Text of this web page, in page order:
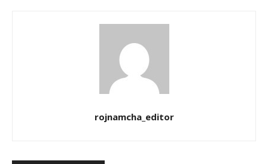
rojnamcha_editor